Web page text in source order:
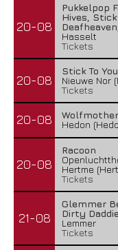
20-08
Pukkelpop
Hives,
Hasselt
Tickets
20-08
Stick To
Nieuwe Nor
Tickets
20-08
Wolfmother
Hedon
20-08
Racoon
Hertme
Tickets
21-08
Glemmer
Dirty
Lemmer
Tickets